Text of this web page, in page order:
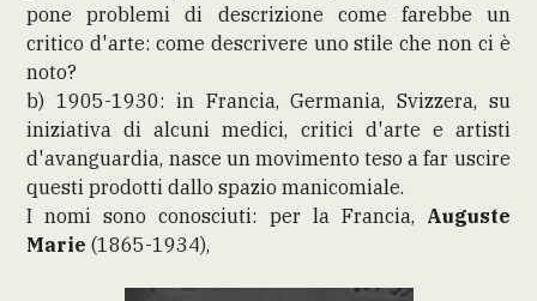
pone problemi di descrizione come farebbe un
critico d'arte: come descrivere uno stile che non ci è
noto?
b) 1905-1930: in Francia, Germania, Svizzera, su
iniziativa di alcuni medici, critici d'arte e artisti
d'avanguardia, nasce un movimento teso a far uscire
questi prodotti dallo spazio manicomiale.
I nomi sono conosciuti: per la Francia, Auguste
Marie (1865-1934),